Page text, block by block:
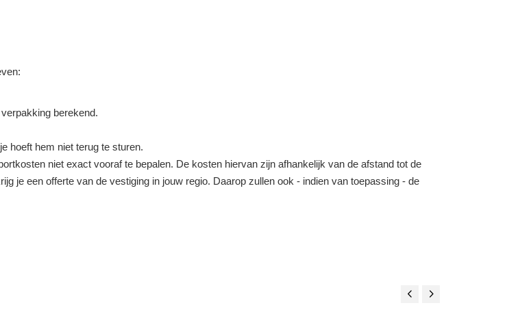
berekend.
hoeft hem niet terug te sturen.
niet exact vooraf te bepalen. De kosten hiervan zijn afhankelijk van de afstand tot de
je een offerte van de vestiging in jouw regio. Daarop zullen ook - indien van toepassing - de